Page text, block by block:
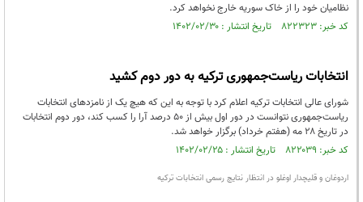
نظامیان خود را از خاک سوریه خارج نخواهد کرد.
کد خبر: ۸۲۲۳۲۳ تاریخ انتشار : ۱۴۰۲/۰۲/۳۰
انتخابات ریاست‌جمهوری ترکیه به دور دوم کشید
شورای عالی انتخابات ترکیه اعلام کرد با توجه به این که هیچ یک از نامزدهای انتخابات
ریاست‌جمهوری نتوانست در دور اول بیش از ۵۰ درصد آرا را کسب کند، دور دوم انتخابات
در تاریخ ۲۸ مه (هفتم خرداد) برگزار خواهد شد.
کد خبر: ۸۲۲۰۳۹ تاریخ انتشار : ۱۴۰۲/۰۲/۲۵
اردوغان و قلیچدار اوغلو در انتظار نتایج رسمی انتخابات ترکیه